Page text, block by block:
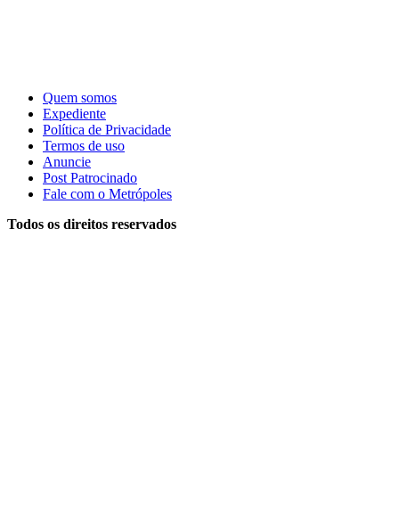
Quem somos
Expediente
Política de Privacidade
Termos de uso
Anuncie
Post Patrocinado
Fale com o Metrópoles
Todos os direitos reservados